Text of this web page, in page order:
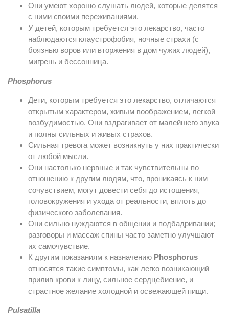
Они умеют хорошо слушать людей, которые делятся
с ними своими переживаниями.
У детей, которым требуется это лекарство, часто
наблюдаются клаустрофобия, ночные страхи (с
боязнью воров или вторжения в дом чужих людей),
мигрень и бессонница.
Phosphorus
Дети, которым требуется это лекарство, отличаются
открытым характером, живым воображением, легкой
возбудимостью. Они вздрагивает от малейшего звука
и полны сильных и живых страхов.
Сильная тревога может возникнуть у них практически
от любой мысли.
Они настолько нервные и так чувствительны по
отношению к другим людям, что, проникаясь к ним
сочувствием, могут довести себя до истощения,
головокружения и ухода от реальности, вплоть до
физического заболевания.
Они сильно нуждаются в общении и подбадривании;
разговоры и массаж спины часто заметно улучшают
их самочувствие.
К другим показаниям к назначению Phosphorus
относятся такие симптомы, как легко возникающий
прилив крови к лицу, сильное сердцебиение, и
страстное желание холодной и освежающей пищи.
Pulsatilla